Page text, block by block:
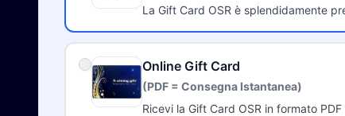
La Gift Card OSR è splendidamente
Online Gift Card
(PDF = Consegna Istantanea)
Ricevi la Gift Card OSR in formato